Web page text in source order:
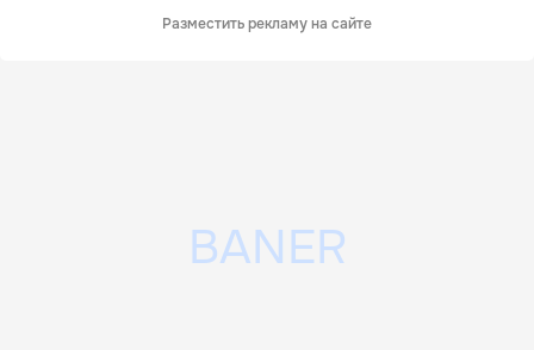
Разместить рекламу на сайте